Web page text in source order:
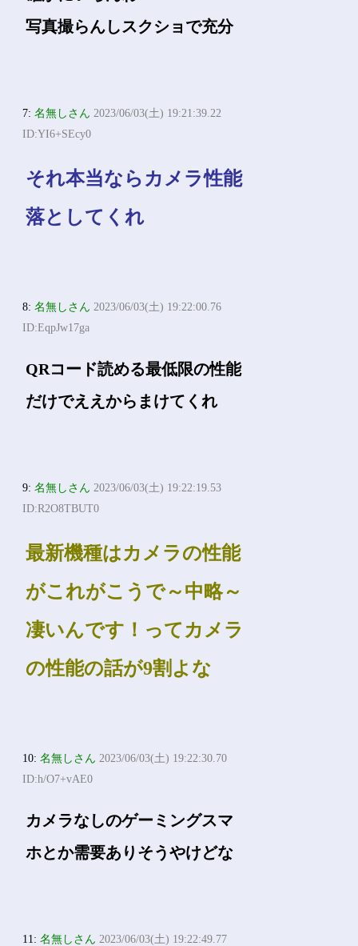
写真撮らんしスクショで充分
7:名無しさん 2023/06/03(土) 19:21:39.22
ID:YI6+SEcy0
それ本当ならカメラ性能
落としてくれ
8:名無しさん 2023/06/03(土) 19:22:00.76
ID:EqpJw17ga
QRコード読める最低限の性能
だけでええからまけてくれ
9:名無しさん 2023/06/03(土) 19:22:19.53
ID:R2O8TBUT0
最新機種はカメラの性能
がこれがこうで～中略～
凄いんです！ってカメラ
の性能の話が9割よな
10:名無しさん 2023/06/03(土) 19:22:30.70
ID:h/O7+vAE0
カメラなしのゲーミングスマ
ホとか需要ありそうやけどな
11:名無しさん 2023/06/03(土) 19:22:49.77